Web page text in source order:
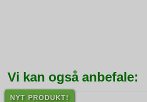
Vi kan også anbefale:
NYT PRODUKT!